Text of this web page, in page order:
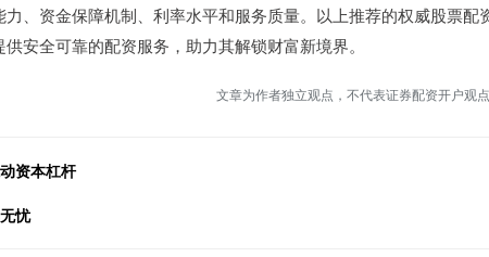
、资金保障机制、利率水平和服务质量。以上推荐的权威股票配
安全可靠的配资服务，助力其解锁财富新境界。
文章为作者独立观点，不代表证券配资开户观点
资本杠杆
忧